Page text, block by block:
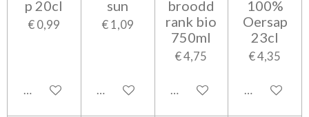
p 20cl
€ 0,99
In winkelwagen
sun
€ 1,09
In winkelwagen
broodd
rank bio
750ml
€ 4,75
In winkelwagen
100%
Oersap
23cl
€ 4,35
In